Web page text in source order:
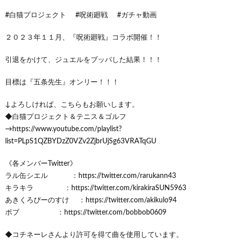
#白猫プロジェクト #呪術廻戦 #ガチャ動画
２０２３年１１月、『呪術廻戦』コラボ開催！！
引退をかけて、ジュエルをブッパした結果！！！
目標は『五条先生』オンリー！！！
↓よろしければ、こちらもお願いします。
◆白猫プロジェクト＆テニス＆ゴルフ
→https://www.youtube.com/playlist?
list=PLpS1QZBYDzZ0VZv2ZjbrUjSg63VRATqGU
《各メンバーTwitter》
ラル缶シエル ：https://twitter.com/rarukann43
キラキラ ：https://twitter.com/kirakiraSUN5963
あきくろぴーのすけ ：https://twitter.com/akikulo94
ボブ ：https://twitter.com/bobbob0609
◆コチネーレさんより許可を得て曲を使用しています。